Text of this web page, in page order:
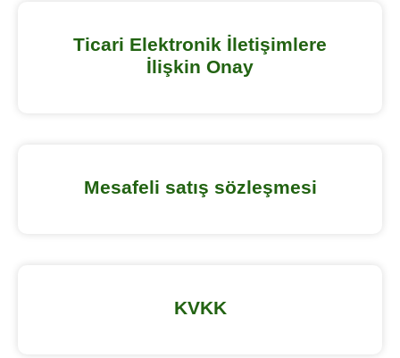
Ticari Elektronik İletişimlere
İlişkin Onay
Mesafeli satış sözleşmesi
KVKK